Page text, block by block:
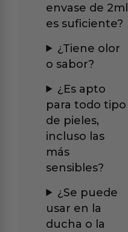
envase de 2ml
es suficiente?
¿Tiene olor
o sabor?
¿Es apto
para todo tipo
de pieles,
incluso las
más
sensibles?
¿Se puede
usar en la
ducha o la